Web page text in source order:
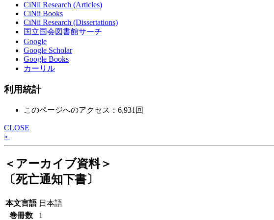
CiNii Research (Articles)
CiNii Books
CiNii Research (Dissertations)
国立国会図書館サーチ
Google
Google Scholar
Google Books
カーリル
利用統計
このページへのアクセス：6,931回
CLOSE
»
＜アーカイブ資料＞
〔死亡通知下書〕
本文言語 日本語
巻冊数
1